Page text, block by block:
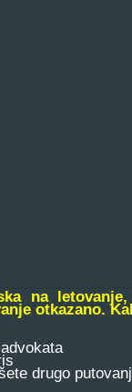
na
otkazano.
drugo